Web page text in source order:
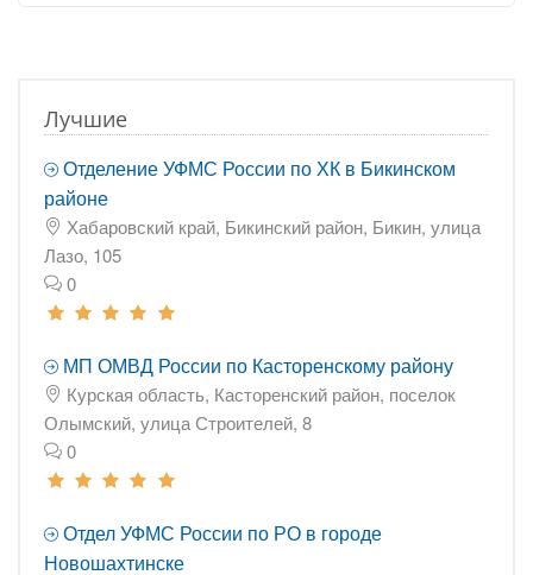
Лучшие
Отделение УФМС России по ХК в Бикинском
районе
Хабаровский край, Бикинский район, Бикин, улица
Лазо, 105
0
МП ОМВД России по Касторенскому району
Курская область, Касторенский район, поселок
Олымский, улица Строителей, 8
0
Отдел УФМС России по РО в городе
Новошахтинске